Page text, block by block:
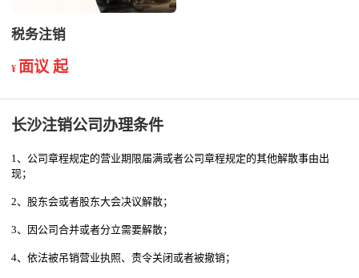
税务注销
¥ 面议 起
长沙注销公司办理条件
1、公司章程规定的营业期限届满或者公司章程规定的其他解散事由出
现；
2、股东会或者股东大会决议解散；
3、因公司合并或者分立需要解散；
4、依法被吊销营业执照、责令关闭或者被撤销；